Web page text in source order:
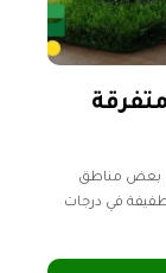
بعض مناطق
طفيفة في درجات